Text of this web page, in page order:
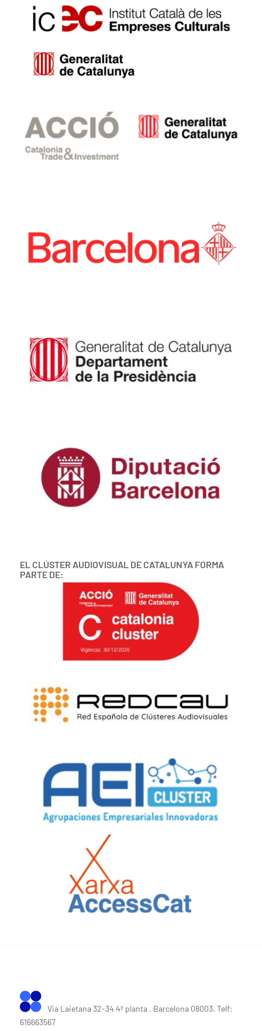
EL CLÚSTER AUDIOVISUAL DE CATALUNYA FORMA
PARTE DE:
Via Laietana 32-34 4ª planta . Barcelona 08003. Telf:
616663567